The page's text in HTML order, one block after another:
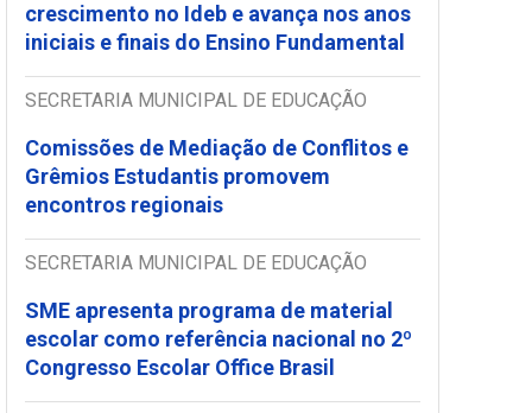
crescimento no Ideb e avança nos anos
iniciais e finais do Ensino Fundamental
SECRETARIA MUNICIPAL DE EDUCAÇÃO
Comissões de Mediação de Conflitos e
Grêmios Estudantis promovem
encontros regionais
SECRETARIA MUNICIPAL DE EDUCAÇÃO
SME apresenta programa de material
escolar como referência nacional no 2º
Congresso Escolar Office Brasil